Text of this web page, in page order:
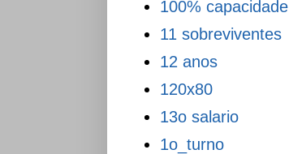
100% capacidade
11 sobreviventes
12 anos
120x80
13o salario
1o_turno